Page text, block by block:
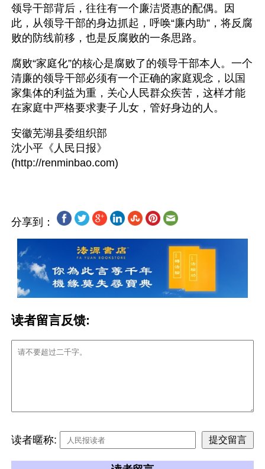
领导干部背后，往往有一个廉洁贤惠的配偶。因
此，从领导干部的身边抓起，呼唤“廉内助”，将反腐
败的防线前移，也是反腐败的一条思路。
腐败“家庭化”的核心是腐败了的领导干部本人。一个
清廉的领导干部必须有一个正确的家庭观念，以国
家集体的利益为重，关心人民群众疾苦，这样才能
在家庭中严格要求妻子儿女，管好身边的人。
安徽芜湖县委组织部
沈小平《人民日报》
分享到：
读者留言反馈:
读者暱称: